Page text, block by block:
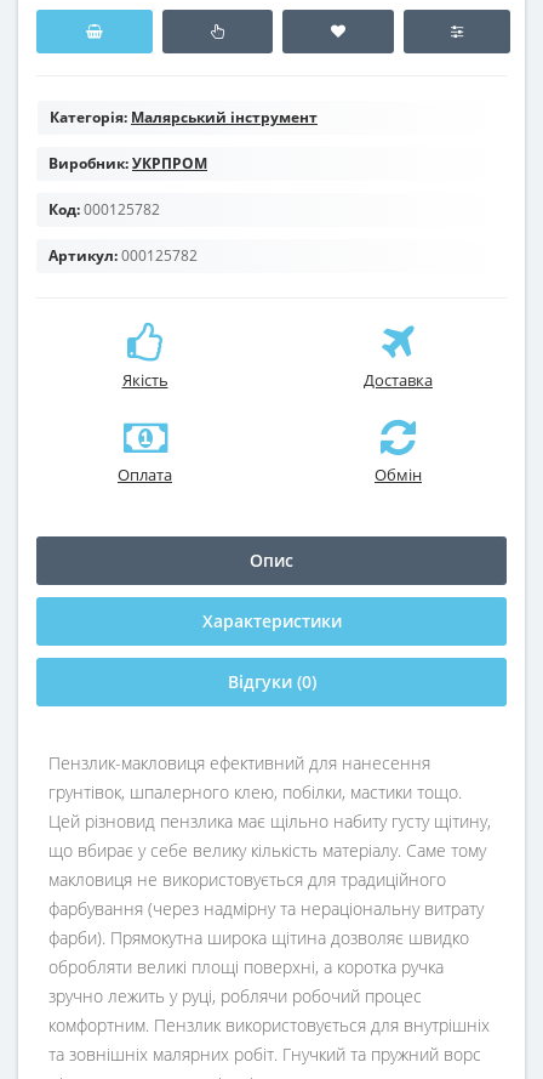
Категорія: Малярський інструмент
Виробник:УКРПРОМ
Код:000125782
Артикул:000125782
Якість Доставка
Оплата Обмін
Опис
Характеристики
Відгуки (0)
Пензлик-макловиця ефективний для нанесення
грунтівок, шпалерного клею, побілки, мастики тощо.
Цей різновид пензлика має щільно набиту густу щітину,
що вбирає у себе велику кількість матеріалу. Саме тому
макловиця не використовується для традиційного
фарбування (через надмірну та нераціональну витрату
фарби). Прямокутна широка щітина дозволяє швидко
обробляти великі площі поверхні, а коротка ручка
зручно лежить у руці, роблячи робочий процес
комфортним. Пензлик використовується для внутрішніх
та зовнішніх малярних робіт. Гнучкий та пружний ворс